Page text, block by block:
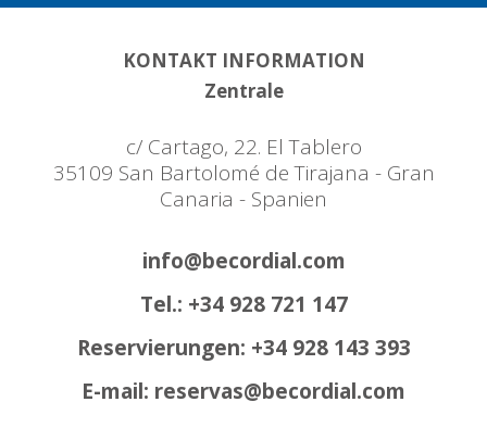
KONTAKT INFORMATION
Zentrale
c/ Cartago, 22. El Tablero
35109 San Bartolomé de Tirajana - Gran
Canaria - Spanien
info@becordial.com
Tel.: +34 928 721 147
Reservierungen: +34 928 143 393
E-mail: reservas@becordial.com